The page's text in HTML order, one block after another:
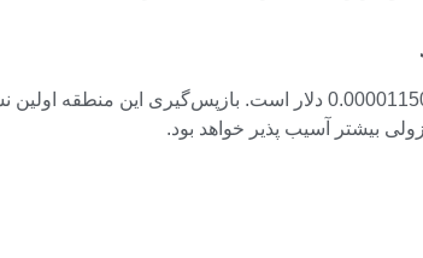
مهمترین سطح برای تماشا، منطقه ای در حدود 0.00001100-
بیشتر آسیب پذیر خواهد بود.